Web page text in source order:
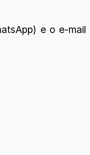
e o e-mail